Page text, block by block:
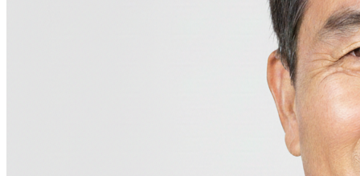
直接チャット相談
韓国ガイド通訳不要、翻訳アプリ一つで病院と1対1チャッ
ト。韓国語翻訳はAIが自動処理、通訳の心配なし。17ヶ国